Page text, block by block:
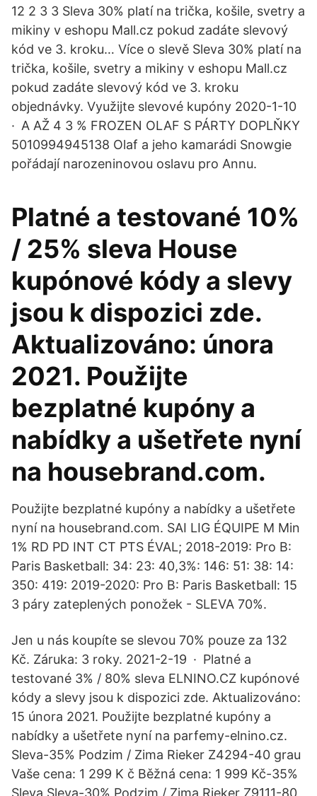
12 2 3 3 Sleva 30% platí na trička, košile, svetry a
mikiny v eshopu Mall.cz pokud zadáte slevový
kód ve 3. kroku… Více o slevě Sleva 30% platí na
trička, košile, svetry a mikiny v eshopu Mall.cz
pokud zadáte slevový kód ve 3. kroku
objednávky. Využijte slevové kupóny 2020-1-10
· A AŽ 4 3 % FROZEN OLAF S PÁRTY DOPLŇKY
5010994945138 Olaf a jeho kamarádi Snowgie
pořádají narozeninovou oslavu pro Annu.
Platné a testované 10%
/ 25% sleva House
kupónové kódy a slevy
jsou k dispozici zde.
Aktualizováno: února
2021. Použijte
bezplatné kupóny a
nabídky a ušetřete nyní
na housebrand.com.
Použijte bezplatné kupóny a nabídky a ušetřete
nyní na housebrand.com. SAI LIG ÉQUIPE M Min
1% RD PD INT CT PTS ÉVAL; 2018-2019: Pro B:
Paris Basketball: 34: 23: 40,3%: 146: 51: 38: 14:
350: 419: 2019-2020: Pro B: Paris Basketball: 15
3 páry zateplených ponožek - SLEVA 70%.
Jen u nás koupíte se slevou 70% pouze za 132
Kč. Záruka: 3 roky. 2021-2-19 · Platné a
testované 3% / 80% sleva ELNINO.CZ kupónové
kódy a slevy jsou k dispozici zde. Aktualizováno:
15 února 2021. Použijte bezplatné kupóny a
nabídky a ušetřete nyní na parfemy-elnino.cz.
Sleva-35% Podzim / Zima Rieker Z4294-40 grau
Vaše cena: 1 299 K č Běžná cena: 1 999 Kč-35%
Sleva Sleva-30% Podzim / Zima Rieker Z9111-80